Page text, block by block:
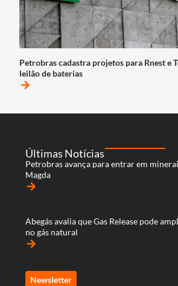
Petrobras cadastra projetos para Rnest e
leilão de baterias
arrow_forward
Últimas Notícias
Petrobras avança para entrar em
Magda
arrow_forward
Abegás avalia que Gas Release pode
no gás natural
arrow_forward
Newsletter